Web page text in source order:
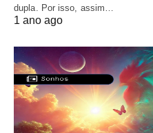
dupla. Por isso, assim…
1 ano ago